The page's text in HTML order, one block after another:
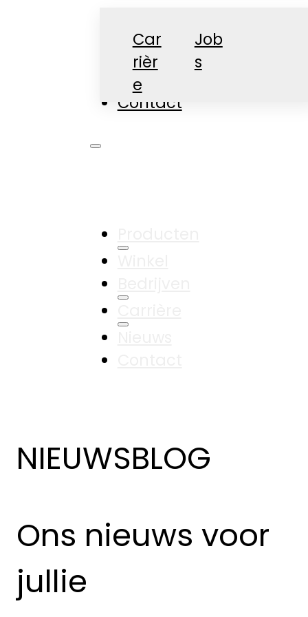
Car
rièr
e
Job
s
Nieuws
Contact
NIEUWSBLOG
Ons nieuws voor
jullie